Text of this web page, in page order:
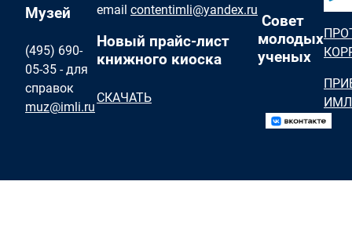
Музей
(495) 690-
05-35 - для
справок
muz@imli.ru
email contentimli@yandex.ru
Новый прайс-лист
книжного киоска
СКАЧАТЬ
Совет
молодых
ученых